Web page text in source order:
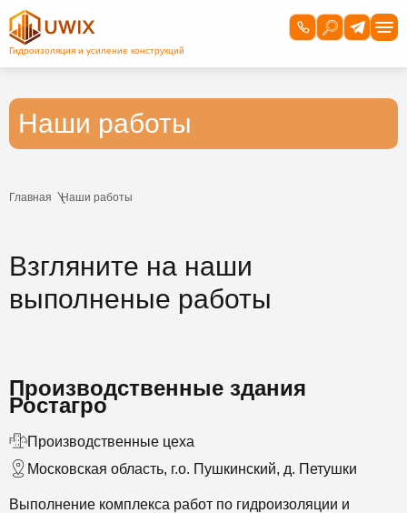
Наши работы
Главная Наши работы
Взгляните на наши
выполненые работы
Производственные здания
Ростагро
Производственные цеха
Московская область, г.о. Пушкинский, д. Петушки
Выполнение комплекса работ по гидроизоляции и